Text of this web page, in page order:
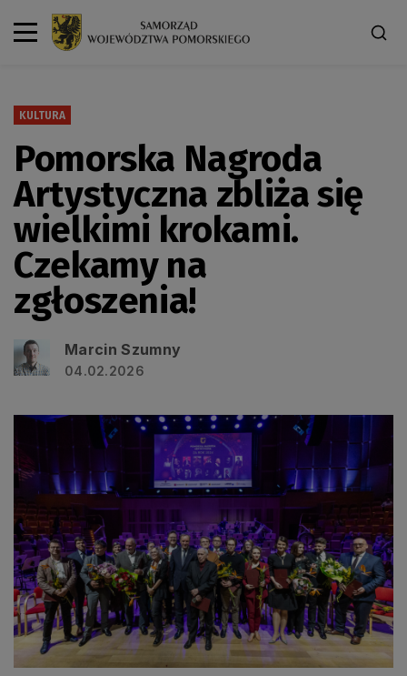
KULTURA
Pomorska Nagroda
Artystyczna zbliża się
wielkimi krokami.
Czekamy na
zgłoszenia!
Marcin Szumny
04.02.2026